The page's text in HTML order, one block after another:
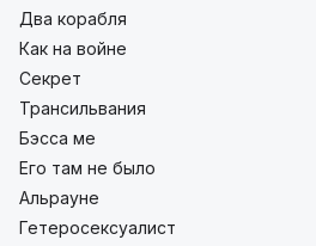
Два корабля
Как на войне
Секрет
Трансильвания
Бэсса ме
Его там не было
Альрауне
Гетеросексуалист